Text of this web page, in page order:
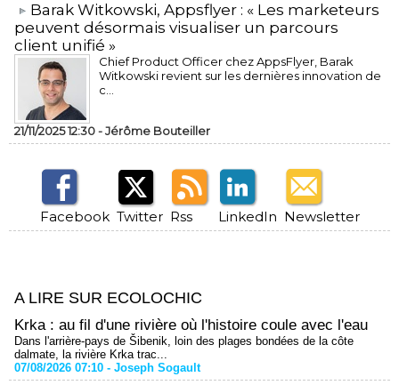
​Barak Witkowski, Appsflyer : « Les marketeurs
peuvent désormais visualiser un parcours
client unifié »
Chief Product Officer chez AppsFlyer, ​Barak
Witkowski revient sur les dernières innovation de
c...
21/11/2025 12:30 -Jérôme Bouteiller
Facebook Twitter Rss LinkedIn Newsletter
A LIRE SUR ECOLOCHIC
Krka : au fil d'une rivière où l'histoire coule avec l'eau
Dans l'arrière-pays de Šibenik, loin des plages bondées de la côte
dalmate, la rivière Krka trac...
07/08/2026 07:10 - Joseph Sogault